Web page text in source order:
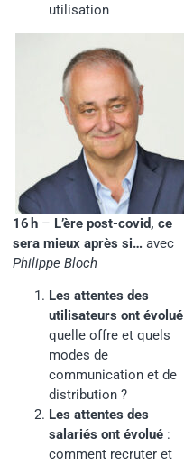
utilisation
16 h – L’ère post-covid, ce
sera mieux après si… avec
Philippe Bloch
Les attentes des
utilisateurs ont évolué
quelle offre et quels
modes de
communication et de
distribution ?
Les attentes des
salariés ont évolué :
comment recruter et